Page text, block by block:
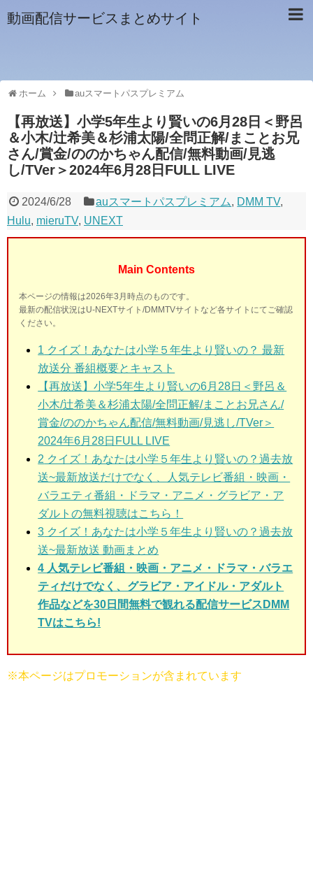
動画配信サービスまとめサイト
ホーム auスマートパスプレミアム
【再放送】小学5年生より賢いの6月28日＜野呂
＆小木/辻希美＆杉浦太陽/全問正解/まことお兄
さん/賞金/ののかちゃん配信/無料動画/見逃
し/TVer＞2024年6月28日FULL LIVE
2024/6/28 auスマートパスプレミアム, DMM TV,
Hulu, mieruTV, UNEXT
Main Contents
本ページの情報は2026年3月時点のものです。
最新の配信状況はU-NEXTサイト/DMMTVサイトなど各サイトにてご確認
ください。
1 クイズ！あなたは小学５年生より賢いの？ 最新
放送分 番組概要とキャスト
【再放送】小学5年生より賢いの6月28日＜野呂＆
小木/辻希美＆杉浦太陽/全問正解/まことお兄さん/
賞金/ののかちゃん配信/無料動画/見逃し/TVer＞
2024年6月28日FULL LIVE
2 クイズ！あなたは小学５年生より賢いの？過去放
送~最新放送だけでなく、人気テレビ番組・映画・
バラエティ番組・ドラマ・アニメ・グラビア・ア
ダルトの無料視聴はこちら！
3 クイズ！あなたは小学５年生より賢いの？過去放
送~最新放送 動画まとめ
4 人気テレビ番組・映画・アニメ・ドラマ・バラエ
ティだけでなく、グラビア・アイドル・アダルト
作品などを30日間無料で観れる配信サービスDMM
TVはこちら!
※本ページはプロモーションが含まれています